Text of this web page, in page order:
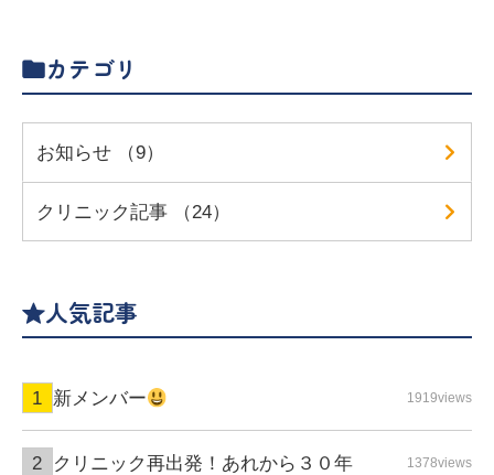
カテゴリ
お知らせ （9）
クリニック記事 （24）
人気記事
新メンバー 1919views
クリニック再出発！あれから３０年 1378views